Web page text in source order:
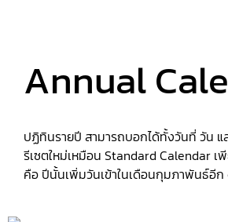
Annual
ปฏิทินรายปี สามารถบอกได้ทั้งวันที่ วัน
รีเซตใหม่เหมือน Standard Calendar
คือ ปีนั้นเพิ่มวันเข้าในเดือนกุมภาพันธ์อี